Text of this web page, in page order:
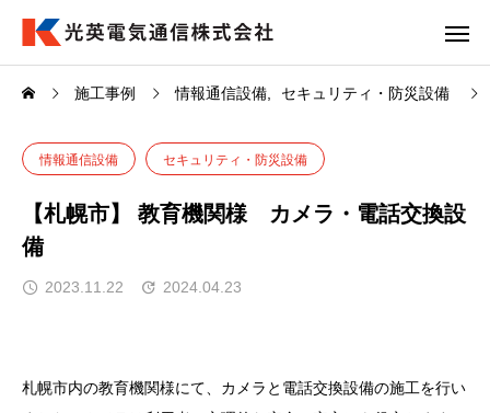
施工事例 情報通信設備 セキュリティ・防災設備
情報通信設備 セキュリティ・防災設備
【札幌市】 教育機関様 カメラ・電話交換設
備
2023.11.22 2024.04.23
札幌市内の教育機関様にて、カメラと電話交換設備の施工を行い